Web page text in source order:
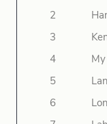
2
3
4 My
5
6